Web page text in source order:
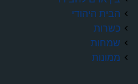
הבית היהודי
כשרות
שמחות
ממונות